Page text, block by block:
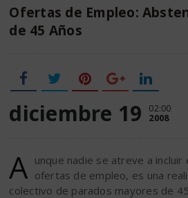
Ofertas de Empleo:
de 45 Años
diciembre 19 02:00
2008
A unque nadie se atreve a incluir
ofertas de empleo, es una
colectivo de parados mayores de